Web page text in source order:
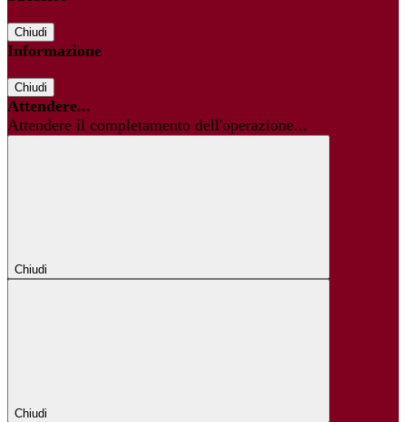
Chiudi
Informazione
Chiudi
Attendere...
Attendere il completamento dell'operazione...
Chiudi
Chiudi